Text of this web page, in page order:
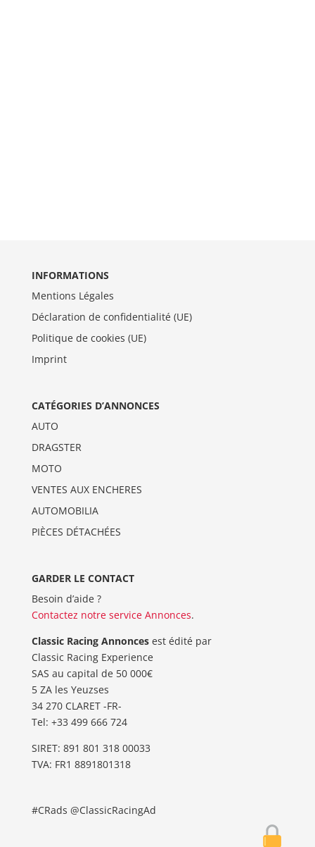
INFORMATIONS
Mentions Légales
Déclaration de confidentialité (UE)
Politique de cookies (UE)
Imprint
CATÉGORIES D’ANNONCES
AUTO
DRAGSTER
MOTO
VENTES AUX ENCHERES
AUTOMOBILIA
PIÈCES DÉTACHÉES
GARDER LE CONTACT
Besoin d’aide ?
Contactez notre service Annonces.
Classic Racing Annoncesest édité par
Classic Racing Experience
SAS au capital de 50 000€
5 ZA les Yeuzses
34 270 CLARET -FR-
Tel: ‭+33 499 666 724‬
SIRET: 891 801 318 00033
TVA: FR1 8891801318
#CRads @ClassicRacingAd